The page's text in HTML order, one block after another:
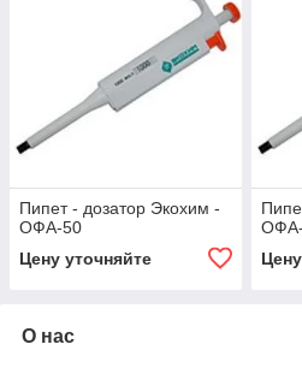
Пипет - дозатор Экохим -
ОФА-50
Цену уточняйте
О нас